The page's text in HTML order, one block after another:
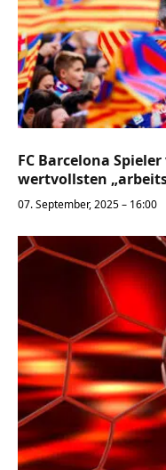
FC Barcelona
wertvollsten
07. September, 2025 – 16:00